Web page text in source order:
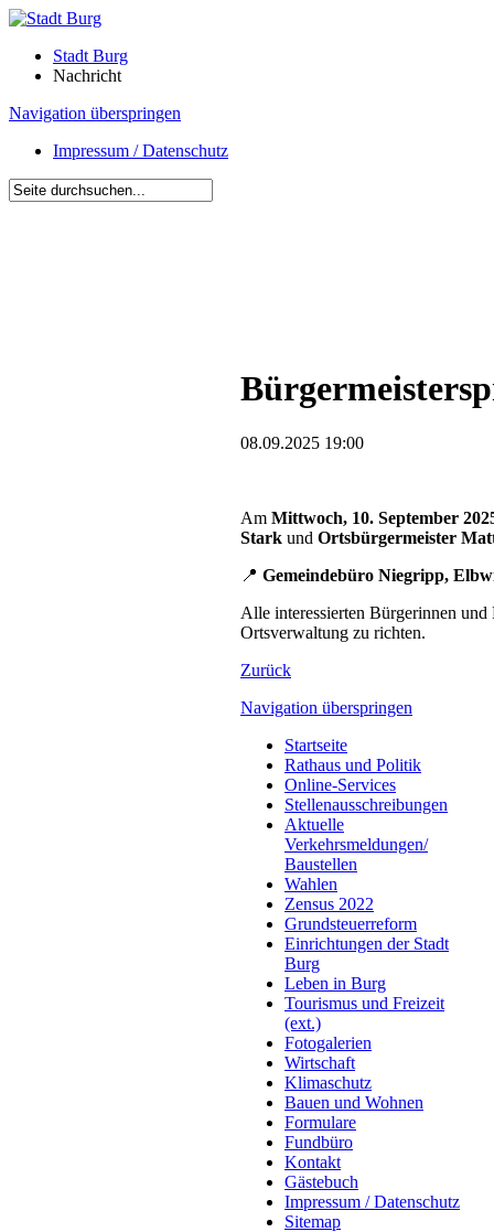
Stadt Burg
Nachricht
Navigation überspringen
Impressum / Datenschutz
08.09.2025 19:00
Am Mittwoch, 10. September
Stark und Ortsbürgermeister
📍 Gemeindebüro Niegripp,
Alle interessierten Bürgerinnen
Ortsverwaltung zu richten.
Zurück
Navigation überspringen
Startseite
Rathaus und Politik
Online-Services
Stellenausschreibungen
Aktuelle
Verkehrsmeldungen/
Baustellen
Wahlen
Zensus 2022
Grundsteuerreform
Einrichtungen der Stadt
Burg
Leben in Burg
Tourismus und Freizeit
(ext.)
Fotogalerien
Wirtschaft
Klimaschutz
Bauen und Wohnen
Formulare
Fundbüro
Kontakt
Gästebuch
Impressum / Datenschutz
Sitemap